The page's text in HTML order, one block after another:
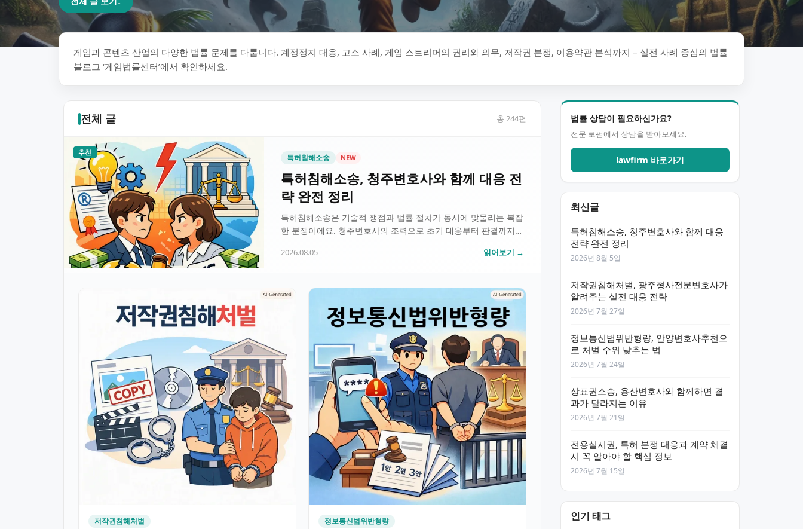
게임과 콘텐츠 산업의 다양한 법률 문제를 다룹니다. 계정정지 대응, 고소 사례, 게임 스트리머의 권리와 의무, 저작권 분쟁, 이용약관 분석까지 – 실전 사례 중심의 법률
블로그 ‘게임법률센터’에서 확인하세요.
전체 글 총 244편
추천
특허침해소송 NEW
특허침해소송, 청주변호사와 함께 대응 전
략 완전 정리
특허침해소송은 기술적 쟁점과 법률 절차가 동시에 맞물리는 복잡
한 분쟁이에요. 청주변호사의 조력으로 초기 대응부터 판결까지
릴게요. 목차 특허침해소송이란 무…
2026.08.05 읽어보기 →
저작권침해처벌 정보통신법위반형량
법률 상담이 필요하신가요?
전문 로펌에서 상담을 받아보세요.
lawfirm 바로가기
최신글
특허침해소송, 청주변호사와 함께 대응
전략 완전 정리
2026년 8월 5일
저작권침해처벌, 광주형사전문변호사가
알려주는 실전 대응 전략
2026년 7월 27일
정보통신법위반형량, 안양변호사추천으
로 처벌 수위 낮추는 법
2026년 7월 24일
상표권소송, 용산변호사와 함께하면 결
과가 달라지는 이유
2026년 7월 21일
전용실시권, 특허 분쟁 대응과 계약 체결
시 꼭 알아야 할 핵심 정보
2026년 7월 15일
인기 태그